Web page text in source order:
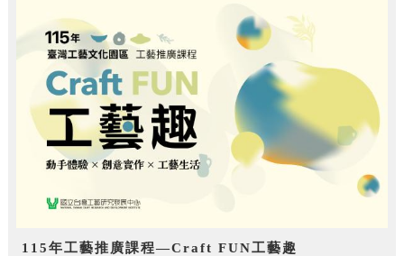
115年工藝推廣課程—Craft FUN工藝趣